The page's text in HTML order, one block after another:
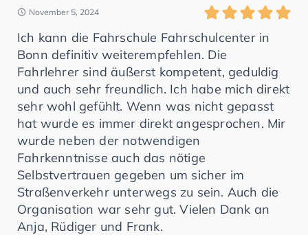
November 5, 2024
Ich kann die Fahrschule Fahrschulcenter in
Bonn definitiv weiterempfehlen. Die
Fahrlehrer sind äußerst kompetent, geduldig
und auch sehr freundlich. Ich habe mich direkt
sehr wohl gefühlt. Wenn was nicht gepasst
hat wurde es immer direkt angesprochen. Mir
wurde neben der notwendigen
Fahrkenntnisse auch das nötige
Selbstvertrauen gegeben um sicher im
Straßenverkehr unterwegs zu sein. Auch die
Organisation war sehr gut. Vielen Dank an
Anja, Rüdiger und Frank.